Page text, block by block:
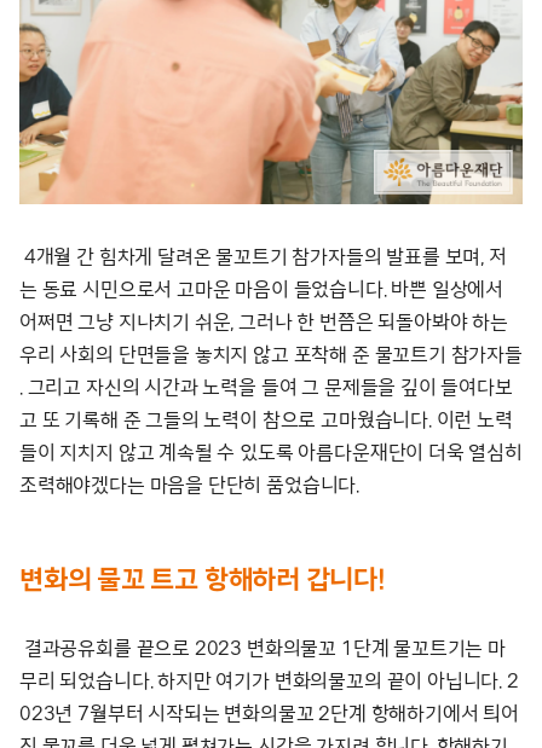
4개월 간 힘차게 달려온 물꼬트기 참가자들의 발표를 보며, 저
는 동료 시민으로서 고마운 마음이 들었습니다. 바쁜 일상에서
어쩌면 그냥 지나치기 쉬운, 그러나 한 번쯤은 되돌아봐야 하는
우리 사회의 단면들을 놓치지 않고 포착해 준 물꼬트기 참가자들
. 그리고 자신의 시간과 노력을 들여 그 문제들을 깊이 들여다보
고 또 기록해 준 그들의 노력이 참으로 고마웠습니다. 이런 노력
들이 지치지 않고 계속될 수 있도록 아름다운재단이 더욱 열심히
조력해야겠다는 마음을 단단히 품었습니다.
변화의 물꼬 트고 항해하러 갑니다!
결과공유회를 끝으로 2023 변화의물꼬 1단계 물꼬트기는 마
무리 되었습니다. 하지만 여기가 변화의물꼬의 끝이 아닙니다. 2
023년 7월부터 시작되는 변화의물꼬 2단계 항해하기에서 틔어